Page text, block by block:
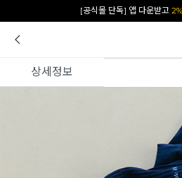
카카오 플친 추가하면1천원
상세정보